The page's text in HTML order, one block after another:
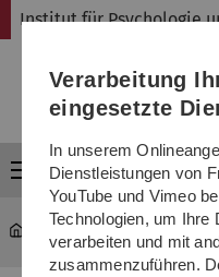
Institut für Psychologie
Menü
Verarbeitung
eingesetzte
In unserem
Dienstleistungen von
YouTube und Vimeo
Technologien, um Ihre
verarbeiten und mit
zusammenzuführen.